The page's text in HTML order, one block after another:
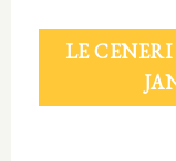
LE